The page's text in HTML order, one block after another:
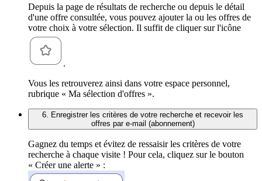
Depuis la page de résultats de recherche ou depuis le détail
d'une offre consultée, vous pouvez ajouter la ou les offres de
votre choix à votre sélection. Il suffit de cliquer sur l'icône
.
Vous les retrouverez ainsi dans votre espace personnel,
rubrique « Ma sélection d'offres ».
6. Enregistrer les critères de votre recherche et recevoir les
offres par e-mail (abonnement)
Gagnez du temps et évitez de ressaisir les critères de votre
recherche à chaque visite ! Pour cela, cliquez sur le bouton
« Créer une alerte » :